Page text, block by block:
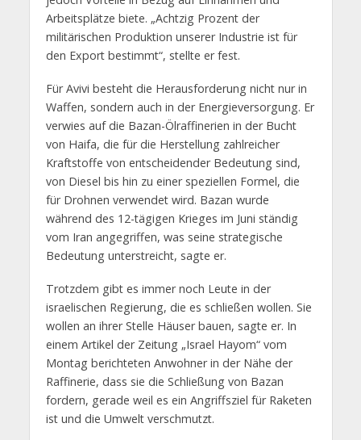
Arbeitsplätze biete. „Achtzig Prozent der
militärischen Produktion unserer Industrie ist für
den Export bestimmt“, stellte er fest.
Für Avivi besteht die Herausforderung nicht nur in
Waffen, sondern auch in der Energieversorgung. Er
verwies auf die Bazan-Ölraffinerien in der Bucht
von Haifa, die für die Herstellung zahlreicher
Kraftstoffe von entscheidender Bedeutung sind,
von Diesel bis hin zu einer speziellen Formel, die
für Drohnen verwendet wird. Bazan wurde
während des 12-tägigen Krieges im Juni ständig
vom Iran angegriffen, was seine strategische
Bedeutung unterstreicht, sagte er.
Trotzdem gibt es immer noch Leute in der
israelischen Regierung, die es schließen wollen. Sie
wollen an ihrer Stelle Häuser bauen, sagte er. In
einem Artikel der Zeitung „Israel Hayom“ vom
Montag berichteten Anwohner in der Nähe der
Raffinerie, dass sie die Schließung von Bazan
fordern, gerade weil es ein Angriffsziel für Raketen
ist und die Umwelt verschmutzt.